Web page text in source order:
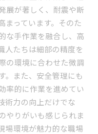
展が著しく、耐震や断
まっています。そのた
な手作業を融合し、高
人たちは細部の精度を
の環境に合わせた微調
。また、安全管理にも
率的に作業を進めてい
術力の向上だけでな
やりがいも感じられま
場環境が魅力的な職場